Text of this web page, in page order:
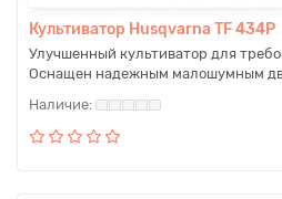
Культиватор Husqvarna TF 434P
Улучшенный культиватор для
Оснащен надежным малошумным